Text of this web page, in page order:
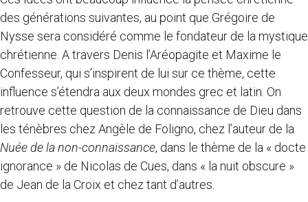
des générations suivantes, au point que Grégoire de
Nysse sera considéré comme le fondateur de la mystique
chrétienne. A travers Denis l’Aréopagite et Maxime le
Confesseur, qui s’inspirent de lui sur ce thème, cette
influence s’étendra aux deux mondes grec et latin. On
retrouve cette question de la connaissance de Dieu dans
les ténèbres chez Angèle de Foligno, chez l’auteur de la
Nuée de la non-connaissance, dans le thème de la « docte
ignorance » de Nicolas de Cues, dans « la nuit obscure »
de Jean de la Croix et chez tant d’autres.